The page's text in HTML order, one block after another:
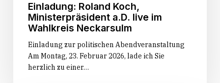
Einladung: Roland Koch,
Ministerpräsident a.D. live im
Wahlkreis Neckarsulm
Einladung zur politischen Abendveranstaltung
Am Montag, 23. Februar 2026, lade ich Sie
herzlich zu einer…